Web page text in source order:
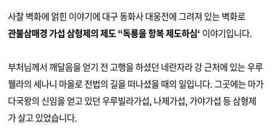
사찰 벽화에 얽힌 이야기에 대구 동화사 대웅전에 그려져 있는 벽화로
관불삼매경 가섭 삼형제의 제도“독룡을 항복 제도하심‘ 이야기입니다.
부처님께서 깨달음을 얻기 전 고행을 하셨던 네란자라 강 근처에 있는 우루
웰라의 세나니 마을로 전법의 길을 떠나셨을 때의 일입니다.그곳에는 마가
다국왕의 신임을 얻고 있던 우루빌라가섭, 나제가섭, 가야가섭 등 삼형제
가 살고 있었습니다.